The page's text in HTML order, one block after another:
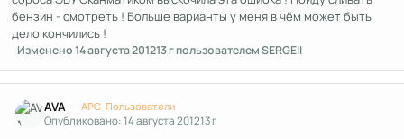
бензин - смотреть ! Больше варианты у меня в чём может быть
дело кончились !
Изменено14 августа 201213 гпользователем SERGEII
AVA APC-Пользователи
Опубликовано:14 августа 201213 г